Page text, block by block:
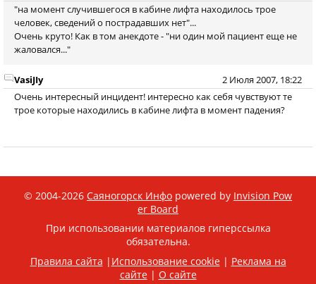
"на момент случившегося в кабине лифта находилось трое
человек, сведений о пострадавших нет"...
Очень круто! Как в том анекдоте - "ни один мой пациент еще не
жаловался..."
2 Июля 2007, 18:22
VasiJIy
Очень интересный инцидент! интересно как себя чувствуют те
трое которые находились в кабине лифта в момент падения?
© 2004-2026 Саяногорск Инфо powered by Invision Pow
er Board
При использовании материалов гиперссылка
обязательна.
Правила сайта | Использование cookie| Реклама на
сайте| О сайте